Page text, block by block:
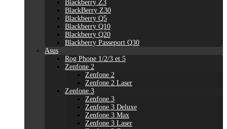
Blackberry Z3
BlackBerry Z30
Blackberry Q5
Blackberry Q10
Blackberry Q20
Blackberry Passeport Q30
Asus
Rog Phone 1/2/3 et 5
Zenfone 2
Zenfone 2
Zenfone 2 Laser
Zenfone 3
Zenfone 3
Zenfone 3 Deluxe
Zenfone 3 Max
Zenfone 3 Laser